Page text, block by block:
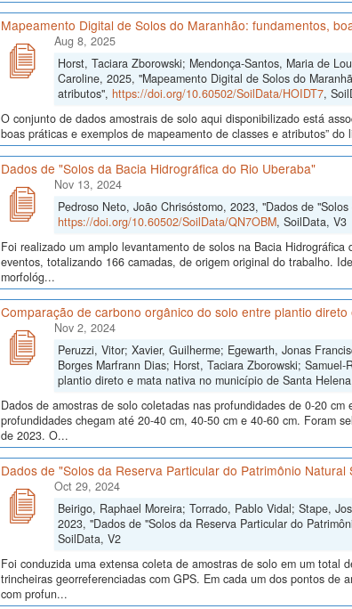
Mapeamento Digital de Solos do Maranhão: fundamentos,
Aug 8, 2025
Horst, Taciara Zborowski; Mendonça-Santos, Maria de
Caroline, 2025, "Mapeamento Digital de Solos do
atributos", https://doi.org/10.60502/SoilData/HOIDT7,
O conjunto de dados amostrais de solo aqui disponibilizado está
boas práticas e exemplos de mapeamento de classes e atributos”
Dados de "Solos da Bacia Hidrográfica do Rio Uberaba"
Nov 13, 2024
Pedroso Neto, João Chrisóstomo, 2023, "Dados de
https://doi.org/10.60502/SoilData/QN7OBM, SoilData, V3
Foi realizado um amplo levantamento de solos na Bacia
eventos, totalizando 166 camadas, de origem original do trabalho.
morfológ...
Comparação de carbono orgânico do solo entre plantio
Nov 2, 2024
Peruzzi, Vitor; Xavier, Guilherme; Egewarth, Jonas
Borges Marfrann Dias; Horst, Taciara Zborowski;
plantio direto e mata nativa no município de Santa
Dados de amostras de solo coletadas nas profundidades de 0-20
profundidades chegam até 20-40 cm, 40-50 cm e 40-60 cm. Foram
de 2023. O...
Dados de "Solos da Reserva Particular do Patrimônio Natural
Oct 29, 2024
Beirigo, Raphael Moreira; Torrado, Pablo Vidal; Stape,
2023, "Dados de "Solos da Reserva Particular do
SoilData, V2
Foi conduzida uma extensa coleta de amostras de solo em um total
trincheiras georreferenciadas com GPS. Em cada um dos pontos de
com profun...